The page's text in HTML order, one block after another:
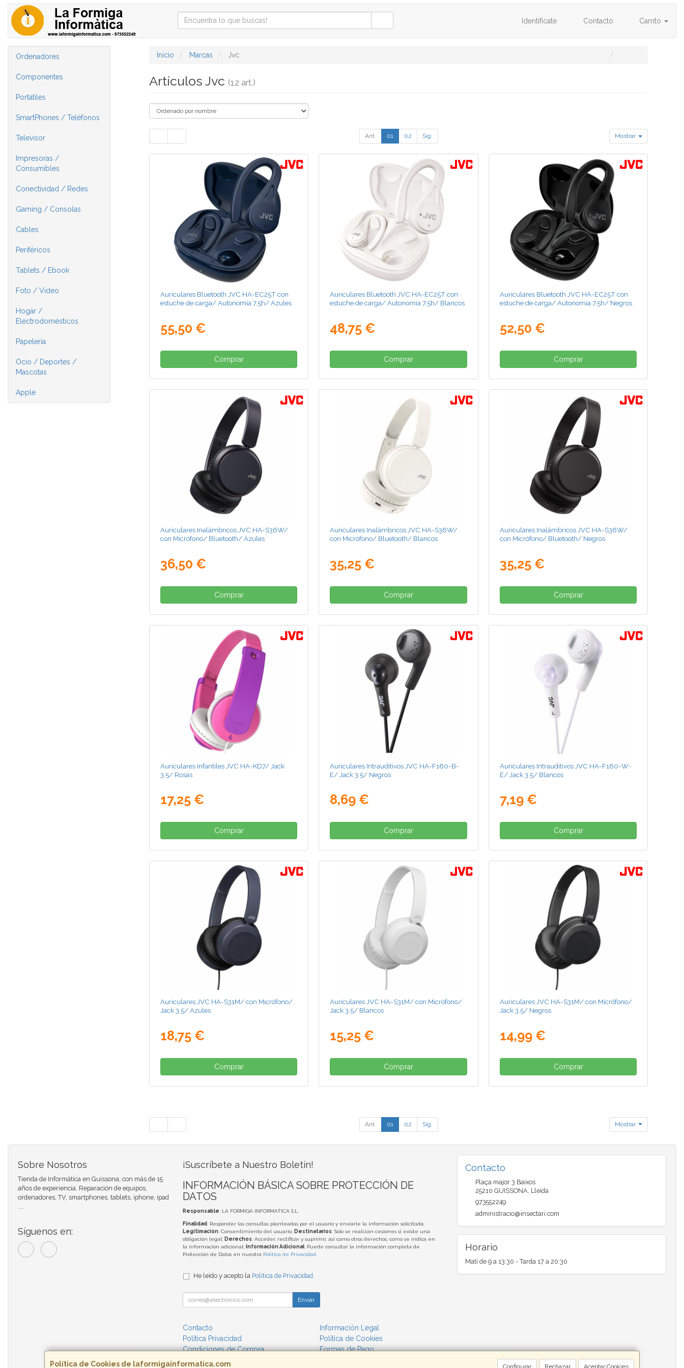
Identifícate Contacto Carrito
Ordenadores
Componentes
Portátiles
SmartPhones / Teléfonos
Televisor
Impresoras /
Consumibles
Conectividad / Redes
Gaming / Consolas
Cables
Periféricos
Tablets / Ebook
Foto / Video
Hogar /
Electrodomésticos
Papelería
Ocio / Deportes /
Mascotas
Apple
Inicio Marcas Jvc
Artículos Jvc (12 art.)
Ant. 01 02 Sig. Mostrar
Auriculares Bluetooth JVC HA-EC25T con
estuche de carga/ Autonomía 7.5h/ Azules
55,50 €
Comprar
Auriculares Bluetooth JVC HA-EC25T con
estuche de carga/ Autonomía 7.5h/ Blancos
48,75 €
Comprar
Auriculares Bluetooth JVC HA-EC25T con
estuche de carga/ Autonomía 7.5h/ Negros
52,50 €
Comprar
Auriculares Inalámbricos JVC HA-S36W/
con Micrófono/ Bluetooth/ Azules
36,50 €
Comprar
Auriculares Inalámbricos JVC HA-S36W/
con Micrófono/ Bluetooth/ Blancos
35,25 €
Comprar
Auriculares Inalámbricos JVC HA-S36W/
con Micrófono/ Bluetooth/ Negros
35,25 €
Comprar
Auriculares Infantiles JVC HA-KD7/ Jack
3.5/ Rosas
17,25 €
Comprar
Auriculares Intrauditivos JVC HA-F160-B-
E/ Jack 3.5/ Negros
8,69 €
Comprar
Auriculares Intrauditivos JVC HA-F160-W-
E/ Jack 3.5/ Blancos
7,19 €
Comprar
Auriculares JVC HA-S31M/ con Micrófono/
Jack 3.5/ Azules
18,75 €
Comprar
Auriculares JVC HA-S31M/ con Micrófono/
Jack 3.5/ Blancos
15,25 €
Comprar
Auriculares JVC HA-S31M/ con Micrófono/
Jack 3.5/ Negros
14,99 €
Comprar
Ant. 01 02 Sig. Mostrar
Política de Cookies de laformigainformatica.com Configurar Rechazar Aceptar Cookies
Sobre Nosotros
Tienda de Informática en Guissona, con más de 15
años de experiencia. Reparación de equipos,
ordenadores, TV, smartphones, tablets, iphone, ipad
Síguenos en:
¡Suscríbete a Nuestro Boletín!
INFORMACIÓN BÁSICA SOBRE PROTECCIÓN DE
DATOS
Responsable: LA FORMIGA INFORMATICA S.L.
Finalidad: Responder las consultas planteadas por el usuario y enviarle la información solicitada;
Legitimación: Consentimiento del usuario; Destinatarios: Solo se realizan cesiones si existe una
obligación legal; Derechos: Acceder, rectificar y suprimir, así como otros derechos, como se indica en
la información adicional;
Información Adicional: Puede consultar la información completa de
Protección de Datos en nuestra Política de Privacidad
He leído y acepto la Política de Privacidad
Enviar
Contacto
Información Legal
Política Privacidad
Política de Cookies
Condiciones de Compra
Formas de Pago
Contacto
Plaça major 3 Baixos
25210 GUISSONA Lleida
973552249
administracio@insectari.com
Horario
Matí de 9 a 13:30 - Tarda 17 a 20:30